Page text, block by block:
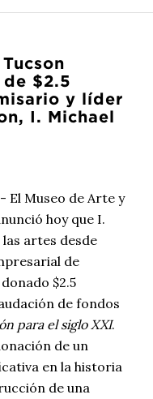
$2.5
y líder
I. Michael
El Museo de Arte y
hoy que I.
artes desde
de
$2.5
de fondos
para el siglo XXI.
de un
en la historia
de una